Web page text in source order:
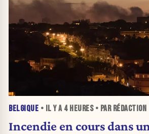
BELGIQUE • IL Y A 4 HEURES• PAR RÉDACTION
Incendie en cours dans